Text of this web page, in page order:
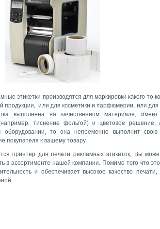
этикетки производятся для маркировки какого-то
продукции, или для косметики и парфюмерии, или для
выполнена на качественном материале, имеет
тиснение фольгой) и цветовое решение,
оборудовании, то она непременно выполнит свою
покупателя к вашему товару.
принтер для печати рекламных этикеток, Вы
в ассортименте нашей компании. Помимо того что
и обеспечивает высокое качество